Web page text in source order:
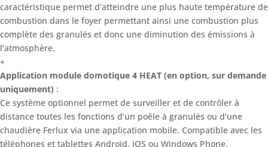
caractéristique permet d’atteindre une plus haute température de
combustion dans le foyer permettant ainsi une combustion plus
complète des granulés et donc une diminution des émissions à
l’atmosphère.
+
Application module domotique 4 HEAT (en option, sur demande
uniquement) :
Ce système optionnel permet de surveiller et de contrôler à
distance toutes les fonctions d’un poêle à granulés ou d’une
chaudière Ferlux via une application mobile. Compatible avec les
téléphones et tablettes Androïd, iOS ou Windows Phone.